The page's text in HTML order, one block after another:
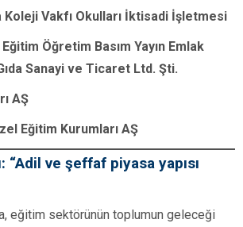
Koleji Vakfı Okulları İktisadi İşletmesi
Öğretim Basım Yayın Emlak
Sanayi ve Ticaret Ltd. Şti.
AŞ
Eğitim Kurumları AŞ
“Adil ve şeffaf piyasa yapısı
eğitim sektörünün toplumun geleceği